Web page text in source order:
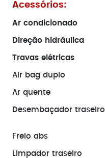
Acessórios:
Ar condicionado
Direção hidráulica
Travas elétricas
Air bag duplo
Ar quente
Desembaçador traseiro
Freio abs
Limpador traseiro